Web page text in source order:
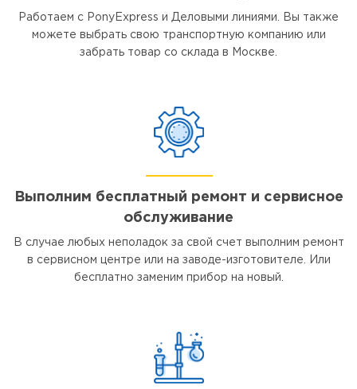
Работаем с PonyExpress и Деловыми линиями. Вы также
можете выбрать свою транспортную компанию или
забрать товар со склада в Москве.
Выполним бесплатный ремонт и сервисное
обслуживание
В случае любых неполадок за свой счет выполним ремонт
в сервисном центре или на заводе-изготовителе. Или
бесплатно заменим прибор на новый.